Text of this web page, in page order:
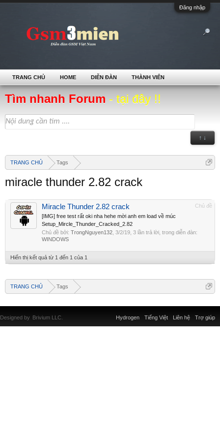
Đăng nhập
Tìm nhanh Forum - tại đây !!
↑ ↓
TRANG CHỦ Tags
miracle thunder 2.82 crack
Chủ đề
Miracle Thunder 2.82 crack
[IMG] free test rất oki nha hehe mời anh em load về múc
Setup_Mircle_Thunder_Cracked_2.82
Chủ đề bởi: TrongNguyen132 3/2/19 , 3 lần trả lời, trong diễn đàn:
WINDOWS
Hiển thị kết quả từ 1 đến 1 của 1
TRANG CHỦ Tags
TRANG CHỦ HOME DIỄN ĐÀN THÀNH VIÊN
Liên hệ Trợ giúp
Hydrogen Tiếng Việt
Designed by Brivium LLC.